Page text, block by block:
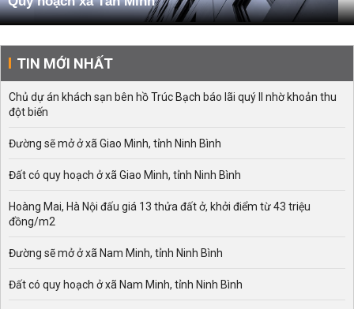
TIN MỚI NHẤT
Chủ dự án khách sạn bên hồ Trúc Bạch báo lãi quý II nhờ khoản thu
đột biến
Đường sẽ mở ở xã Giao Minh, tỉnh Ninh Bình
Đất có quy hoạch ở xã Giao Minh, tỉnh Ninh Bình
Hoàng Mai, Hà Nội đấu giá 13 thửa đất ở, khởi điểm từ 43 triệu
đồng/m2
Đường sẽ mở ở xã Nam Minh, tỉnh Ninh Bình
Đất có quy hoạch ở xã Nam Minh, tỉnh Ninh Bình